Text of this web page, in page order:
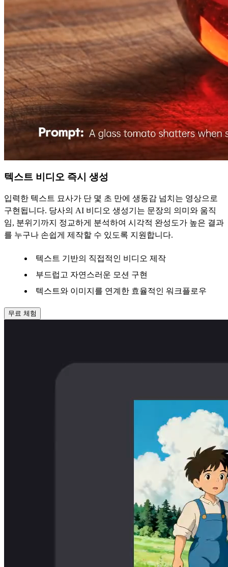
텍스트 비디오 즉시 생성
입력한 텍스트 묘사가 단 몇 초 만에 생동감 넘치는 영상으로
구현됩니다. 당사의 AI 비디오 생성기는 문장의 의미와 움직
임, 분위기까지 정교하게 분석하여 시각적 완성도가 높은 결과
를 누구나 손쉽게 제작할 수 있도록 지원합니다.
텍스트 기반의 직접적인 비디오 제작
부드럽고 자연스러운 모션 구현
텍스트와 이미지를 연계한 효율적인 워크플로우
무료 체험